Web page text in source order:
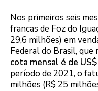
Nos primeiros seis
francas de Foz do
29,6 milhões) em
Federal do Brasil,
cota mensal é de
período de 2021, o
milhões (R$ 25